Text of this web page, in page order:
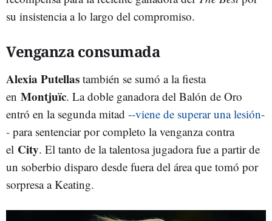
su insistencia a lo largo del compromiso.
Venganza consumada
Alexia Putellas también se sumó a la fiesta
en Montjuïc. La doble ganadora del Balón de Oro
entró en la segunda mitad --viene de superar una lesión-
- para sentenciar por completo la venganza contra
el City. El tanto de la talentosa jugadora fue a partir de
un soberbio disparo desde fuera del área que tomó por
sorpresa a Keating.